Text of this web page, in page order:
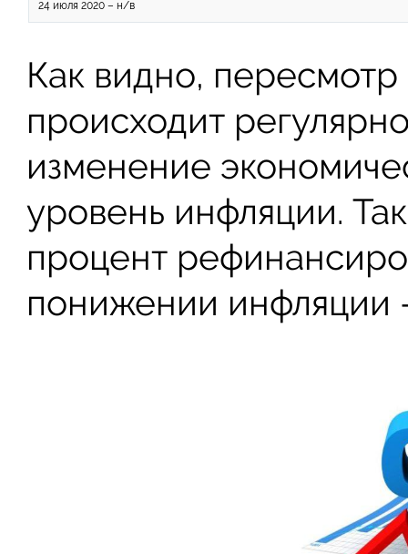
24 июля 2020 – н/в
Как видно, пересмотр
происходит
изменение
уровень инфляции.
процент
понижении инфляции